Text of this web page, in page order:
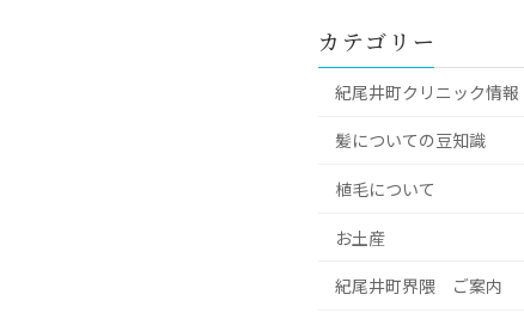
カテゴリー
紀尾井町クリニック情報
髪についての豆知識
植毛について
お土産
紀尾井町界隈 ご案内